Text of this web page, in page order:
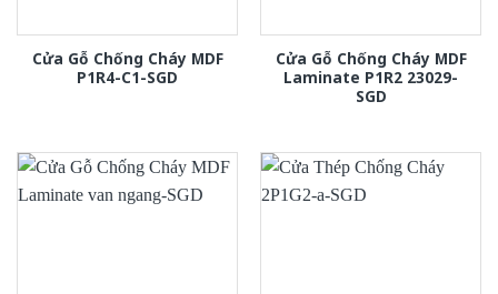
Cửa Gỗ Chống Cháy MDF
P1R4-C1-SGD
Cửa Gỗ Chống Cháy MDF
Laminate P1R2 23029-
SGD